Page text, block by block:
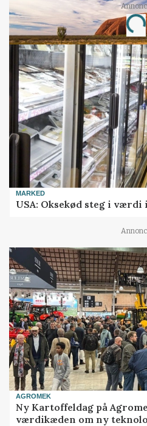
MARKED
USA: Oksekød steg i
AGROMEK
Ny Kartoffeldag på
værdikæden om ny